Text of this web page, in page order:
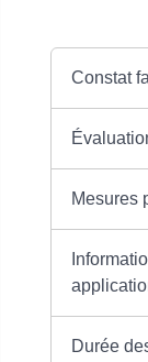
Constat
Mesures
Durée